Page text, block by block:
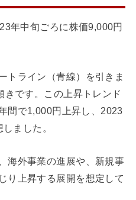
年中旬ごろに株価9,000円
トライン（青線）を引きま
きです。この上昇トレンド
間で1,000円上昇し、2023
ました。
海外事業の進展や、新規事
り上昇する展開を想定して